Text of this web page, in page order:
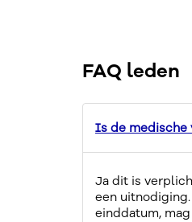
FAQ leden
Is de medische
Ja dit is
een
einddatum,